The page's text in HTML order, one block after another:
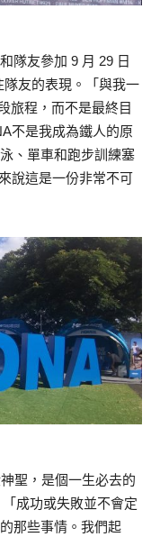
隊友參加 9 月 29 日
隊友的表現。「與我一
旅程，而不是最終目
不是我成為鐵人的原
、單車和跑步訓練塞
說這是一份非常不可
聖，是個一生必去的
成功或失敗並不會定
那些事情。我們起